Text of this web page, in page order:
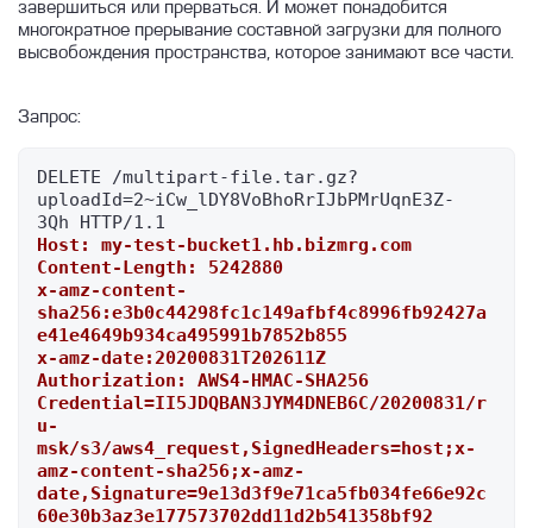
завершиться или прерваться. И может понадобится
многократное прерывание составной загрузки для полного
высвобождения пространства, которое занимают все части.
Запрос:
DELETE /multipart-file.tar.gz?
uploadId=2~iCw_lDY8VoBhoRrIJbPMrUqnE3Z-
Host: my-test-bucket1.hb.bizmrg.com
Content-Length: 5242880
x-amz-content-
sha256:e3b0c44298fc1c149afbf4c8996fb92427a
e41e4649b934ca495991b7852b855
x-amz-date:20200831T202611Z
Authorization: AWS4-HMAC-SHA256
Credential=II5JDQBAN3JYM4DNEB6C/20200831/r
u-
msk/s3/aws4_request,SignedHeaders=host;x-
amz-content-sha256;x-amz-
date,Signature=9e13d3f9e71ca5fb034fe66e92c
60e30b3az3e177573702dd11d2b541358bf92